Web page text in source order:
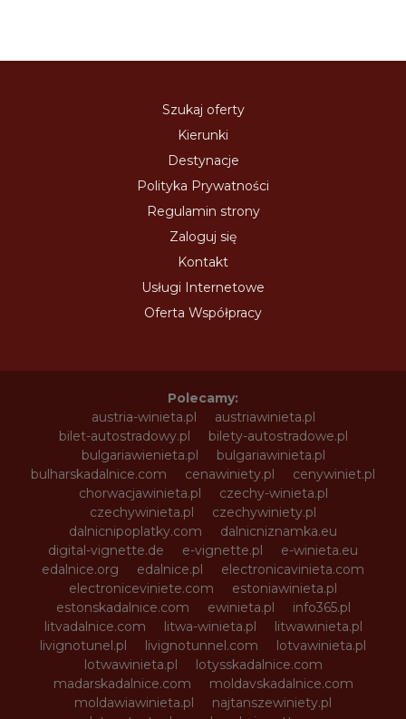
Szukaj oferty
Kierunki
Destynacje
Polityka Prywatności
Regulamin strony
Zaloguj się
Kontakt
Usługi Internetowe
Oferta Współpracy
Polecamy:
austria-winieta.pl
austriawinieta.pl
bilet-autostradowy.pl
bilety-autostradowe.pl
bulgariawienieta.pl
bulgariawinieta.pl
bulharskadalnice.com
cenawiniety.pl
cenywiniet.pl
chorwacjawinieta.pl
czechy-winieta.pl
czechywinieta.pl
czechywiniety.pl
dalnicnipoplatky.com
dalnicniznamka.eu
digital-vignette.de
e-vignette.pl
e-winieta.eu
edalnice.org
edalnice.pl
electronicavinieta.com
electroniceviniete.com
estoniawinieta.pl
estonskadalnice.com
ewinieta.pl
info365.pl
litvadalnice.com
litwa-winieta.pl
litwawinieta.pl
livignotunel.pl
livignotunnel.com
lotvawinieta.pl
lotwawinieta.pl
lotysskadalnice.com
madarskadalnice.com
moldavskadalnice.com
moldawiawinieta.pl
najtanszewiniety.pl